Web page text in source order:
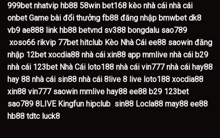
999bet nhatvip hb88 58win bet168 kèo nhà cái nhà cái
onbet Game bài đổi thưởng fb88 đăng nhập bmwbet dk8
vb9 ae888 link hb88 betvnd sv388 bongdalu sao789
xoso66 rikvip 77bet hitclub Kèo Nhà Cái ee88 saowin đăng
nhập 12bet xocdia88 nhà cái xin88 app mmlive nhà cái b29
nhà cái 123bet Nhà Cái loto188 nhà cái vin777 nhà cái hay88
hay 88 nhà cái sin88 nhà cái 8live 8 live loto188 xocdia88
xin88 vin777 saowin mmlive hay88 ee88 b29 123bet
sao789 8LIVE Kingfun hipclub sin88 Locla88 may88 ee88
hb88 tdtc luck8